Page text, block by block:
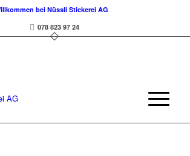
bei Nüssli Stickerei AG
078 823 97 24